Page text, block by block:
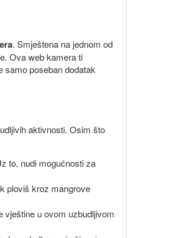
. Smještena na jednom od
Ova web kamera ti
samo poseban dodatak
aktivnosti. Osim što
to, nudi mogućnosti za
ploviš kroz mangrove
vještine u ovom uzbudljivom